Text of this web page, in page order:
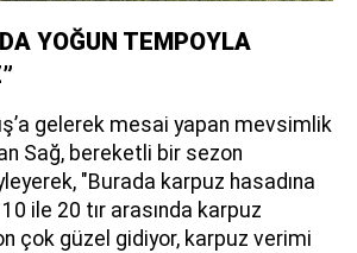
YOĞUN TEMPOYLA
gelerek mesai yapan mevsimlik
Sağ, bereketli bir sezon
"Burada karpuz hasadına
ile 20 tır arasında karpuz
çok güzel gidiyor, karpuz verimi